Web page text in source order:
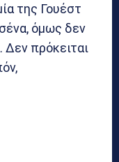
της Γουέστ
όμως δεν
Δεν πρόκειται